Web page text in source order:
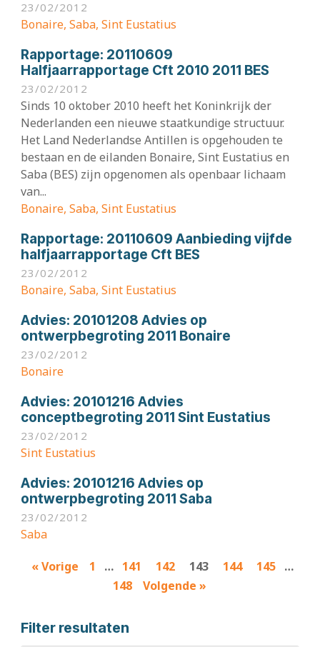
23/02/2012
Bonaire, Saba, Sint Eustatius
Rapportage: 20110609
Halfjaarrapportage Cft 2010 2011 BES
23/02/2012
Sinds 10 oktober 2010 heeft het Koninkrijk der
Nederlanden een nieuwe staatkundige structuur.
Het Land Nederlandse Antillen is opgehouden te
bestaan en de eilanden Bonaire, Sint Eustatius en
Saba (BES) zijn opgenomen als openbaar lichaam
van...
Bonaire, Saba, Sint Eustatius
Rapportage: 20110609 Aanbieding vijfde
halfjaarrapportage Cft BES
23/02/2012
Bonaire, Saba, Sint Eustatius
Advies: 20101208 Advies op
ontwerpbegroting 2011 Bonaire
23/02/2012
Bonaire
Advies: 20101216 Advies
conceptbegroting 2011 Sint Eustatius
23/02/2012
Sint Eustatius
Advies: 20101216 Advies op
ontwerpbegroting 2011 Saba
23/02/2012
Saba
Results
navigation
« Vorige 1 … 141 142 143 144 145 …
148
Volgende »
Filter resultaten